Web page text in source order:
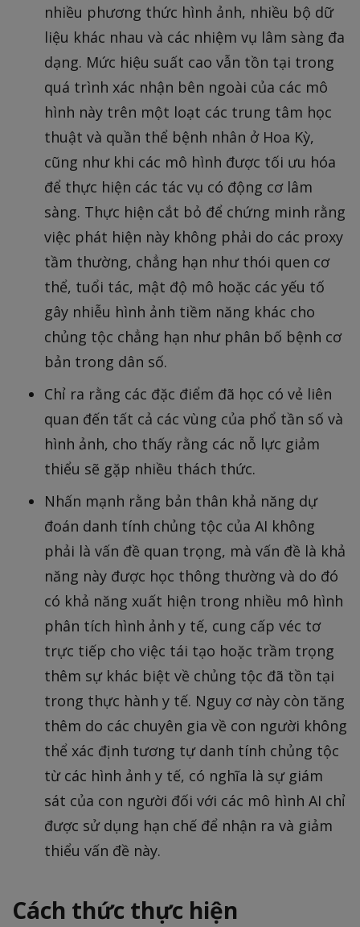
nhiều phương thức hình ảnh, nhiều bộ dữ
liệu khác nhau và các nhiệm vụ lâm sàng đa
dạng. Mức hiệu suất cao vẫn tồn tại trong
quá trình xác nhận bên ngoài của các mô
hình này trên một loạt các trung tâm học
thuật và quần thể bệnh nhân ở Hoa Kỳ,
cũng như khi các mô hình được tối ưu hóa
để thực hiện các tác vụ có động cơ lâm
sàng. Thực hiện cắt bỏ để chứng minh rằng
việc phát hiện này không phải do các proxy
tầm thường, chẳng hạn như thói quen cơ
thể, tuổi tác, mật độ mô hoặc các yếu tố
gây nhiễu hình ảnh tiềm năng khác cho
chủng tộc chẳng hạn như phân bố bệnh cơ
bản trong dân số.
Chỉ ra rằng các đặc điểm đã học có vẻ liên
quan đến tất cả các vùng của phổ tần số và
hình ảnh, cho thấy rằng các nỗ lực giảm
thiểu sẽ gặp nhiều thách thức.
Nhấn mạnh rằng bản thân khả năng dự
đoán danh tính chủng tộc của AI không
phải là vấn đề quan trọng, mà vấn đề là khả
năng này được học thông thường và do đó
có khả năng xuất hiện trong nhiều mô hình
phân tích hình ảnh y tế, cung cấp véc tơ
trực tiếp cho việc tái tạo hoặc trầm trọng
thêm sự khác biệt về chủng tộc đã tồn tại
trong thực hành y tế. Nguy cơ này còn tăng
thêm do các chuyên gia về con người không
thể xác định tương tự danh tính chủng tộc
từ các hình ảnh y tế, có nghĩa là sự giám
sát của con người đối với các mô hình AI chỉ
được sử dụng hạn chế để nhận ra và giảm
thiểu vấn đề này.
Cách thức thực hiện